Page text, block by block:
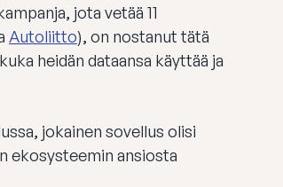
jota vetää 11
Autoliitto), on nostanut tätä
heidän dataansa käyttää ja
jokainen sovellus olisi
ekosysteemin ansiosta